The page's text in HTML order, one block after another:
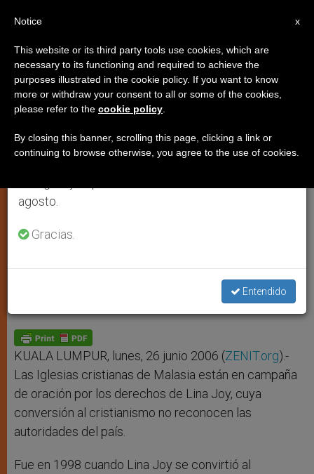
Campaña de oración en Malasia
por una conversa al cristianismo
reconoce su decisión de abandonar el
islam
W
s
A
p
p
M
e
n
g
e
r
F
b
o
o
k
T
t
e
S
e
KUALA LUMPUR, lunes, 26 junio 2006 (ZENIT.org).-
Las Iglesias cristianas de Malasia están en campaña
de oración por los derechos de Lina Joy, cuya
conversión al cristianismo no reconocen las
autoridades del país.
Fue en 1998 cuando Lina Joy se convirtió al
×
Aviso importante
Del 27 de julio al 7 de agosto haremos la pausa
anual, aprovechando que en el periodo de verano
se generan menos informaciones y también el
agosto.
Gracias.
Entendido
x
Notice
This website or its third party tools use cookies, which are
necessary to its functioning and required to achieve the
purposes illustrated in the cookie policy. If you want to know
more or withdraw your consent to all or some of the cookies,
please refer to the cookie policy
By closing this banner, scrolling this page, clicking a link or
continuing to browse otherwise, you agree to the use of cookies.